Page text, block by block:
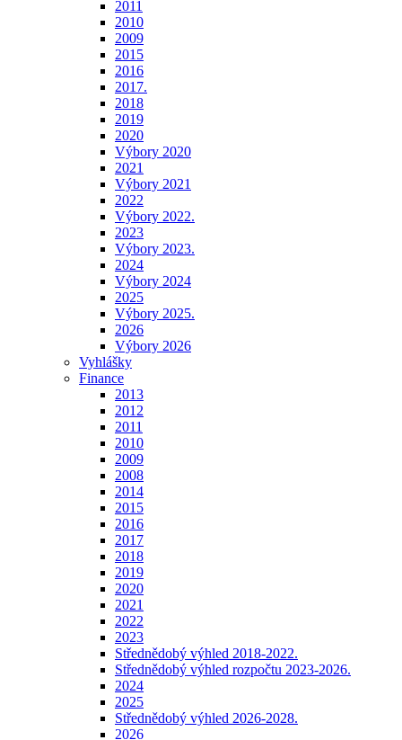
2011
2010
2009
2015
2016
2017.
2018
2019
2020
Výbory 2020
2021
Výbory 2021
2022
Výbory 2022.
2023
Výbory 2023.
2024
Výbory 2024
2025
Výbory 2025.
2026
Výbory 2026
Vyhlášky
Finance
2013
2012
2011
2010
2009
2008
2014
2015
2016
2017
2018
2019
2020
2021
2022
2023
Střednědobý výhled 2018-2022.
Střednědobý výhled rozpočtu 2023-2026.
2024
2025
Střednědobý výhled 2026-2028.
2026